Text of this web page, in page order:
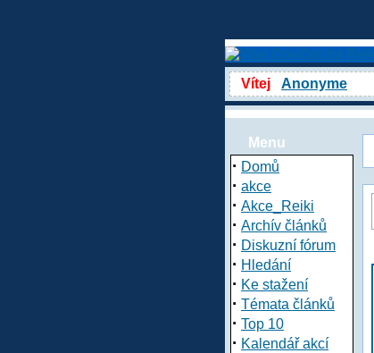
Vítej Anonyme
Menu
· Domů
· akce
· Akce_Reiki
· Archív článků
· Diskuzní fórum
· Hledání
· Ke stažení
· Témata článků
· Top 10
· Kalendář akcí